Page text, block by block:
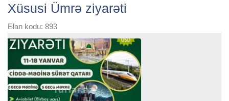
Xüsusi Ümrə ziyarəti
Elan kodu: 893